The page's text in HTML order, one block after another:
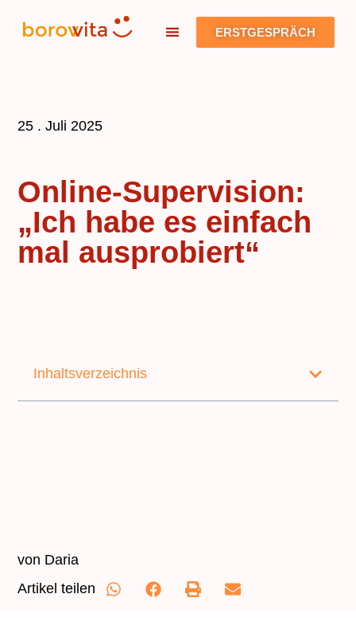
ERSTGESPRÄCH
25 . Juli 2025
Online-Supervision:
„Ich habe es einfach
mal ausprobiert“
Inhaltsverzeichnis
von Daria
Artikel teilen